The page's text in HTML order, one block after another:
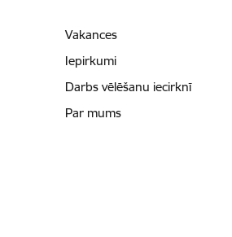
Vakances
Iepirkumi
Darbs vēlēšanu iecirknī
Par mums